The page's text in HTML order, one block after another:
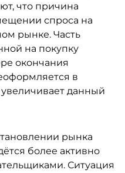
что причина
спроса на
рынке. Часть
на покупку
окончания
в
увеличивает данный
рынка
более активно
Ситуация